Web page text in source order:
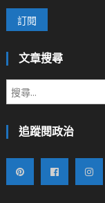
文章搜尋
追蹤閱政治